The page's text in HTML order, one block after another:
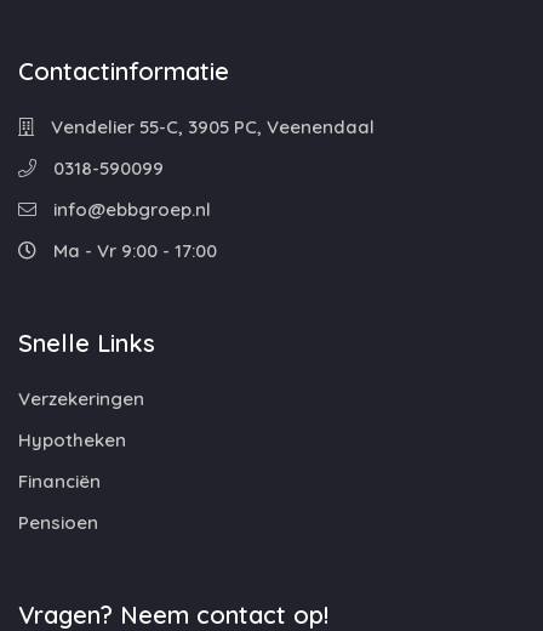
Contactinformatie
Vendelier 55-C, 3905 PC, Veenendaal
0318-590099
info@ebbgroep.nl
Ma - Vr 9:00 - 17:00
Snelle Links
Verzekeringen
Hypotheken
Financiën
Pensioen
Vragen? Neem contact op!